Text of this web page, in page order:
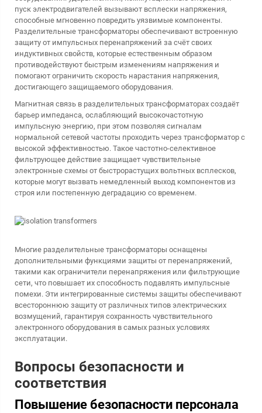
пуск электродвигателей вызывают всплески напряжения,
способные мгновенно повредить уязвимые компоненты.
Разделительные трансформаторы обеспечивают встроенную
защиту от импульсных перенапряжений за счёт своих
индуктивных свойств, которые естественным образом
противодействуют быстрым изменениям напряжения и
помогают ограничить скорость нарастания напряжения,
достигающего защищаемого оборудования.
Магнитная связь в разделительных трансформаторах создаёт
барьер импеданса, ослабляющий высокочастотную
импульсную энергию, при этом позволяя сигналам
нормальной сетевой частоты проходить через трансформатор с
высокой эффективностью. Такое частотно-селективное
фильтрующее действие защищает чувствительные
электронные схемы от быстрорастущих вольтных всплесков,
которые могут вызвать немедленный выход компонентов из
строя или постепенную деградацию со временем.
Многие разделительные трансформаторы оснащены
дополнительными функциями защиты от перенапряжений,
такими как ограничители перенапряжения или фильтрующие
сети, что повышает их способность подавлять импульсные
помехи. Эти интегрированные системы защиты обеспечивают
всестороннюю защиту от различных типов электрических
возмущений, гарантируя сохранность чувствительного
электронного оборудования в самых разных условиях
эксплуатации.
Вопросы безопасности и
соответствия
Повышение безопасности персонала